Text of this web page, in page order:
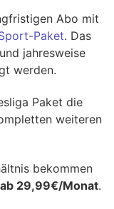
Abo mit
Paket. Das
jahresweise
werden.
Paket die
weiteren
bekommen
ab 29,99€/Monat.